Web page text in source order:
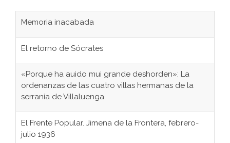
Memoria inacabada
El retorno de Sócrates
«Porque ha auido mui grande deshorden»: La
ordenanzas de las cuatro villas hermanas de la
serranía de Villaluenga
El Frente Popular. Jimena de la Frontera, febrero-
julio 1936